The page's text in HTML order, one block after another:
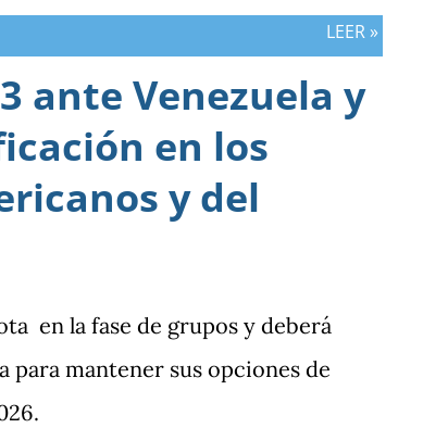
registran el mismo número de
LEER »
ante Venezuela y
en los
y del
en la fase de grupos y deberá
para mantener sus opciones de